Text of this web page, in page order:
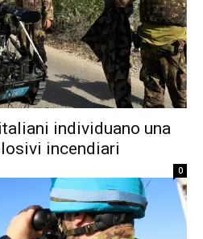
individuano una
incendiari
0